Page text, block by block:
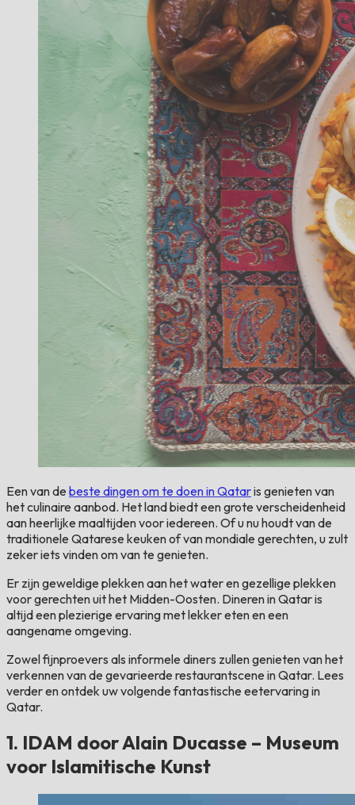
Een van de beste dingen om te doen in Qataris genieten van
het culinaire aanbod. Het land biedt een grote verscheidenheid
aan heerlijke maaltijden voor iedereen. Of u nu houdt van de
traditionele Qatarese keuken of van mondiale gerechten, u zult
zeker iets vinden om van te genieten.
Er zijn geweldige plekken aan het water en gezellige plekken
voor gerechten uit het Midden-Oosten. Dineren in Qatar is
altijd een plezierige ervaring met lekker eten en een
aangename omgeving.
Zowel fijnproevers als informele diners zullen genieten van het
verkennen van de gevarieerde restaurantscene in Qatar. Lees
verder en ontdek uw volgende fantastische eetervaring in
Qatar.
1. IDAM door Alain Ducasse – Museum
voor Islamitische Kunst